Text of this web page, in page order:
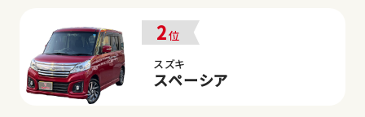
2位
スズキ
スペーシア